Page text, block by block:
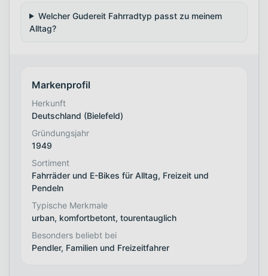
Welcher Gudereit Fahrradtyp passt zu meinem
Alltag?
Markenprofil
Herkunft
Deutschland (Bielefeld)
Gründungsjahr
1949
Sortiment
Fahrräder und E-Bikes für Alltag, Freizeit und
Pendeln
Typische Merkmale
urban, komfortbetont, tourentauglich
Besonders beliebt bei
Pendler, Familien und Freizeitfahrer